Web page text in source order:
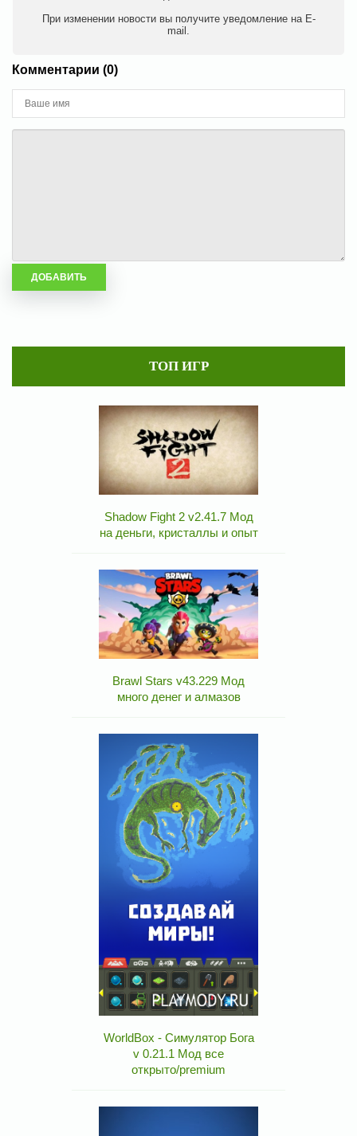
При изменении новости вы получите уведомление на E-
mail.
Комментарии (0)
ТОП ИГР
Shadow Fight 2 v2.41.7 Мод
на деньги, кристаллы и опыт
Brawl Stars v43.229 Мод
много денег и алмазов
WorldBox - Симулятор Бога
v 0.21.1 Мод все
открыто/premium